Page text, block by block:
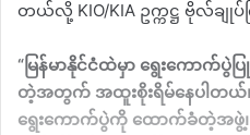
တယ်လို့ KIO/KIA ဥက္ကဋ္ဌ ဗိုလ်ခ
“ မြန်မာနိုင်ငံထဲမှာ ရွေးကောက်ပွဲ
တဲ့အတွက် အထူးစိုးရိမ်နေပါတ
ရွေးကောက်ပွဲကို ထောက်ခံတဲ့အဖွဲ့